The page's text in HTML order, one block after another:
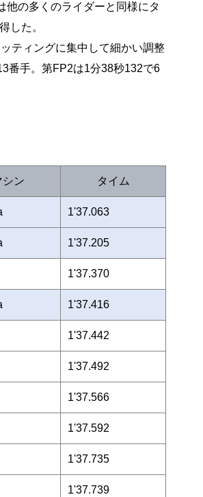
他の多くのライダーと同様にタ
した。
ティングに集中して細かい調整
番手。第FP2は1分38秒132で6
シン タイム
1'37.063
1'37.205
1'37.370
1'37.416
1'37.442
1'37.492
1'37.566
1'37.592
1'37.735
1'37.739